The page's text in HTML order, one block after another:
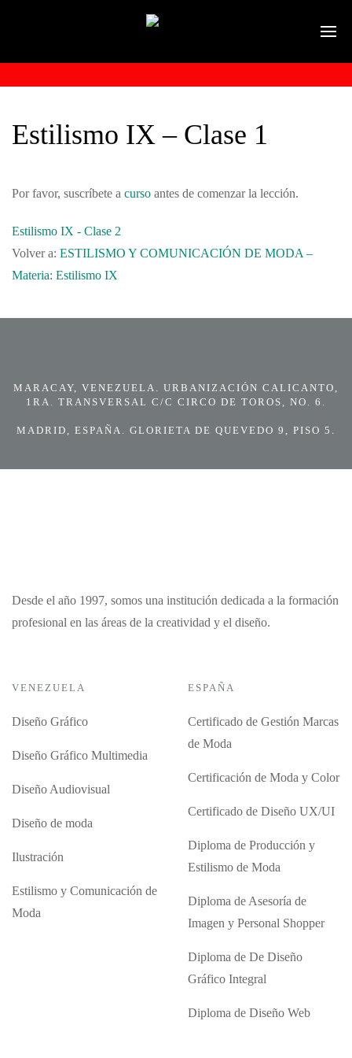
Estilismo IX – Clase 1
Por favor, suscríbete a curso antes de comenzar la lección.
Estilismo IX - Clase 2
Volver a: ESTILISMO Y COMUNICACIÓN DE MODA –
Materia: Estilismo IX
MARACAY, VENEZUELA. URBANIZACIÓN CALICANTO,
1RA. TRANSVERSAL C/C CIRCO DE TOROS, NO. 6.
MADRID, ESPAÑA. GLORIETA DE QUEVEDO 9, PISO 5.
Desde el año 1997, somos una institución dedicada a la formación
profesional en las áreas de la creatividad y el diseño.
VENEZUELA
Diseño Gráfico
Diseño Gráfico Multimedia
Diseño Audiovisual
Diseño de moda
Ilustración
Estilismo y Comunicación de
Moda
ESPAÑA
Certificado de Gestión Marcas
de Moda
Certificación de Moda y Color
Certificado de Diseño UX/UI
Diploma de Producción y
Estilismo de Moda
Diploma de Asesoría de
Imagen y Personal Shopper
Diploma de De Diseño
Gráfico Integral
Diploma de Diseño Web